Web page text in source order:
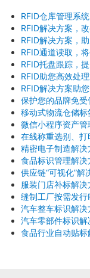
RFID仓库管理系统
RFID解决方案，
RFID解决方案，
RFID通道读取，
RFID托盘跟踪，
RFID助您高效处
RFID解决方案助
保护您的品牌免
移动式物流仓储
微信小程序资产管
在线称重选别、
精密电子制造解决
食品标识管理解决
供应链“可视化”解
服装门店补标解决
缝制工厂按需发行
汽车整车标识解决
汽车零部件标识解
食品行业自动贴标